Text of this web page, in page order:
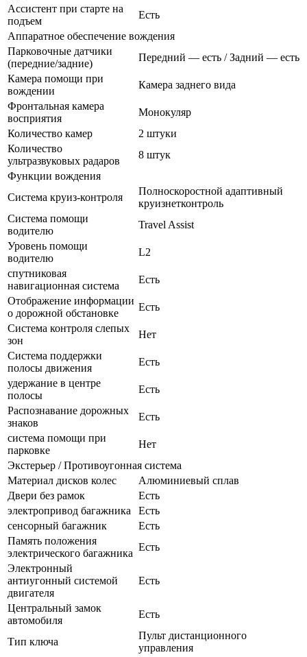
Ассистент при старте на
подъем
Есть
Аппаратное обеспечение вождения
Парковочные датчики
(передние/задние)
Передний — есть / Задний — есть
Камера помощи при
вождении
Камера заднего вида
Фронтальная камера
восприятия
Монокуляр
Количество камер
2 штуки
Количество
ультразвуковых радаров
8 штук
Функции вождения
Система круиз-контроля
Полноскоростной адаптивный
круизнетконтроль
Система помощи
водителю
Travel Assist
Уровень помощи
водителю
L2
спутниковая
навигационная система
Есть
Отображение информации
о дорожной обстановке
Есть
Система контроля слепых
зон
Нет
Система поддержки
полосы движения
Есть
удержание в центре
полосы
Есть
Распознавание дорожных
знаков
Есть
система помощи при
парковке
Нет
Экстерьер / Противоугонная система
Материал дисков колес
Алюминиевый сплав
Двери без рамок
Есть
электропривод багажника
Есть
сенсорный багажник
Есть
Память положения
электрического багажника
Есть
Электронный
антиугонный системой
двигателя
Есть
Центральный замок
автомобиля
Есть
Тип ключа
Пульт дистанционного
управления